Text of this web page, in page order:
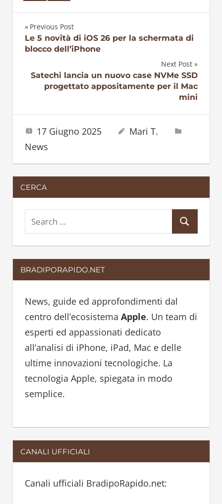
Navigazione
Previous Post
Le 5 novità di iOS 26 per la schermata di
blocco dell’iPhone
Next Post
Satechi lancia un nuovo case NVMe SSD
progettato appositamente per il Mac
mini
17 Giugno 2025
Mari T.
News
CERCA
e
a
r
c
e
a
BRADIPORAPIDO.NET
News, guide ed approfondimenti dal
centro dell’ecosistema Apple. Un team di
esperti ed appassionati dedicato
all’analisi di iPhone, iPad, Mac e delle
ultime innovazioni tecnologiche. La
tecnologia Apple, spiegata in modo
semplice.
CANALI UFFICIALI
Canali ufficiali BradipoRapido.net: